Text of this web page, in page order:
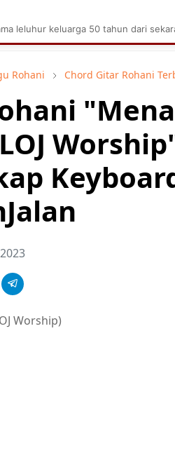
Pabrik Kelapa Sawit
Rohani Chord Gitar Rohani
Worship)
leluhur keluarga 50 tahun dari